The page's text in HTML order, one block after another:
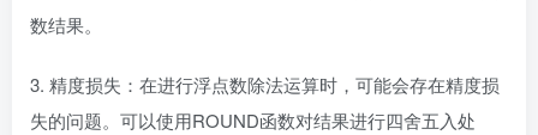
数结果。
3. 精度损失：在进行浮点数除法运算时，可能会存在精度损
失的问题。可以使用ROUND函数对结果进行四舍五入处